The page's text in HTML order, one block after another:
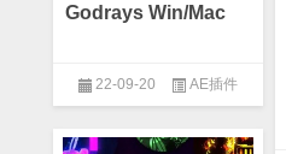
Godrays Win/Mac
22-09-20 AE插件